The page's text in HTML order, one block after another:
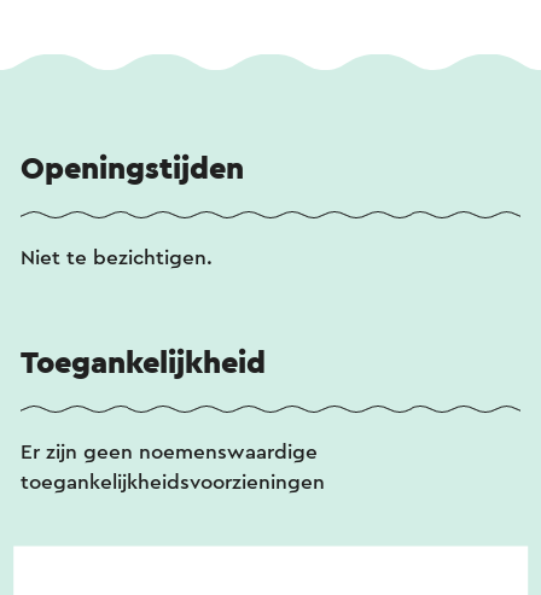
Openingstijden
Niet te bezichtigen.
Toegankelijkheid
Er zijn geen noemenswaardige
toegankelijkheidsvoorzieningen